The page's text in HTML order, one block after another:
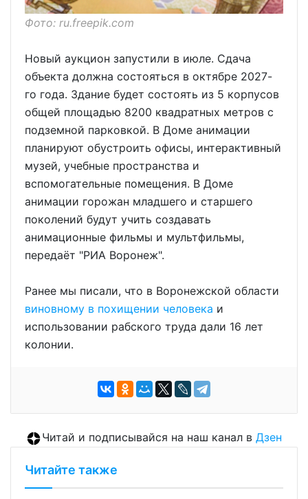
Фото: ru.freepik.com
Новый аукцион запустили в июле. Сдача
объекта должна состояться в октябре 2027-
го года. Здание будет состоять из 5 корпусов
общей площадью 8200 квадратных метров с
подземной парковкой. В Доме анимации
планируют обустроить офисы, интерактивный
музей, учебные пространства и
вспомогательные помещения. В Доме
анимации горожан младшего и старшего
поколений будут учить создавать
анимационные фильмы и мультфильмы,
передаёт "РИА Воронеж".
Ранее мы писали, что в Воронежской области
виновному в похищении человека и
использовании рабского труда дали 16 лет
колонии.
Читай и подписывайся на наш канал в Дзен
Читайте также